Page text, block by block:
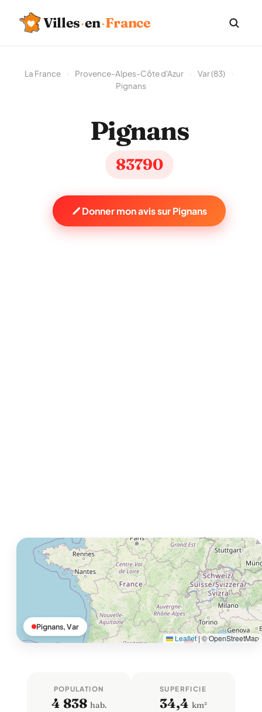
Villes·en·France
La France Provence-Alpes-Côte d'Azur Var (83)
Pignans
Pignans
83790
Donner mon avis sur Pignans
Leaflet |© OpenStreetMap
Pignans, Var
POPULATION
4 838 hab.
SUPERFICIE
34,4 km²